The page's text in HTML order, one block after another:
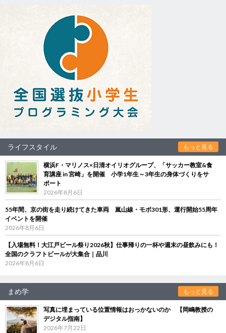
ライフスタイル もっと見る
横浜F・マリノス×日清オイリオグループ、「サッカー教室&食
育講座 in 宮崎」を開催 小学1年生～3年生の身体づくりをサ
ポート
2026年8月6日
55年間、京の街を走り続けてきた車両 嵐山線・モボ301形、運行開始55周年
イベントを開催
2026年8月6日
【入場無料！大江戸ビール祭り2026秋】仕事帰りの一杯や週末の昼飲みにも！
全国のクラフトビールが大集合｜品川
2026年8月6日
まめ学 もっと見る
写真に埋まっている位置情報はおっかないのか 【岡嶋教授の
デジタル指南】
2026年7月22日